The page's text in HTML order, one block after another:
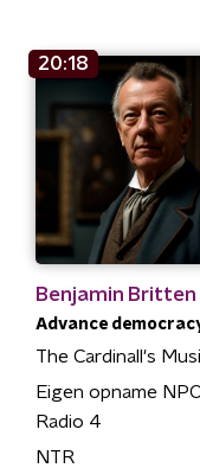
20:18
Benjamin Britten
Advance
The Cardinall's
Eigen opname
Radio 4
NTR